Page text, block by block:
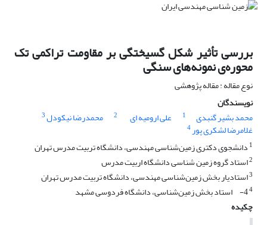
بررسی تأثیر شکل گسیختگی بر مقاومت تراکمی تک
محوره‌ی نمونه‌های سنگی
نوع مقاله : مقاله پژوهشی
نویسندگان
محمد بشیر گنبدی
1 علی ارومیه ای 2 محمدرضا نیکودل3
غلامرضا لشکری پور4
1 دانشجوی دکتری زمین‌شناسی مهندسی، دانشگاه تربیت مدرس تهران
2استاد گروه زمین شناسی دانشگاه اربیت مدرس
3استادیار بخش زمین‌شناسی مهندسی، دانشگاه تربیت مدرس تهران
4
چکیده